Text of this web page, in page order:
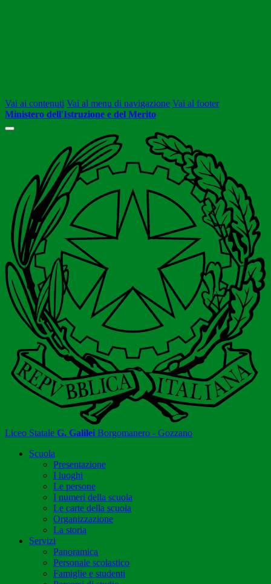
Vai ai contenuti Vai al menu di navigazione Vai al footer
Ministero dell'Istruzione e del Merito
Liceo Statale G. Galilei Borgomanero - Gozzano
Scuola
Presentazione
I luoghi
Le persone
I numeri della scuola
Le carte della scuola
Organizzazione
La storia
Servizi
Panoramica
Personale scolastico
Famiglie e studenti